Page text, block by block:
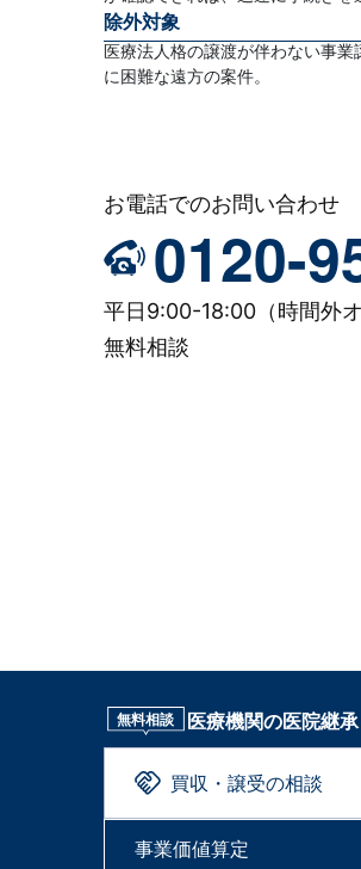
除外対象
医療法人格の譲渡が伴わない事
に困難な遠方の案件。
お電話でのお問い合わせ
0120-
平日9:00-18:00（時間外
無料相談
無料相談 医療機関の医院継
買収・譲受の相談
事業価値算定